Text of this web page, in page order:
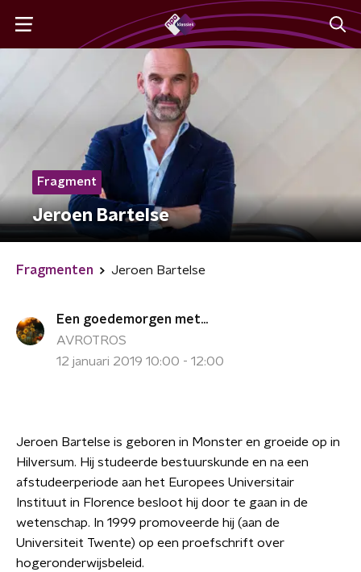
Fragment
Jeroen Bartelse
Fragmenten Jeroen Bartelse
Een goedemorgen met...
AVROTROS
12 januari 2019 10:00 - 12:00
Jeroen Bartelse is geboren in Monster en groeide op in
Hilversum. Hij studeerde bestuurskunde en na een
afstudeerperiode aan het Europees Universitair
Instituut in Florence besloot hij door te gaan in de
wetenschap. In 1999 promoveerde hij (aan de
Universiteit Twente) op een proefschrift over
hogeronderwijsbeleid.